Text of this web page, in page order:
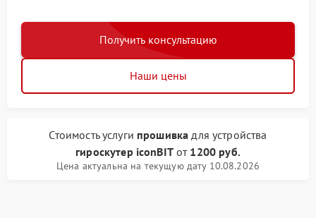
Получить консультацию
Наши цены
Стоимость услуги прошивка для устройства
гироскутер iconBITот 1200 руб.
Цена актуальна на текущую дату 10.08.2026